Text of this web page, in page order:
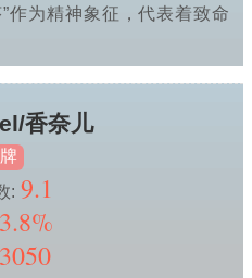
作为精神象征，代表着致命
香奈儿
: 9.1